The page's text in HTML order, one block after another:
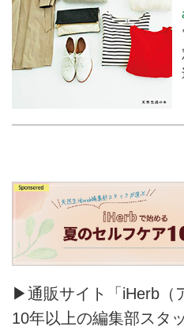
▶通販サイト「iHerb（
10年以上の編集部スタ